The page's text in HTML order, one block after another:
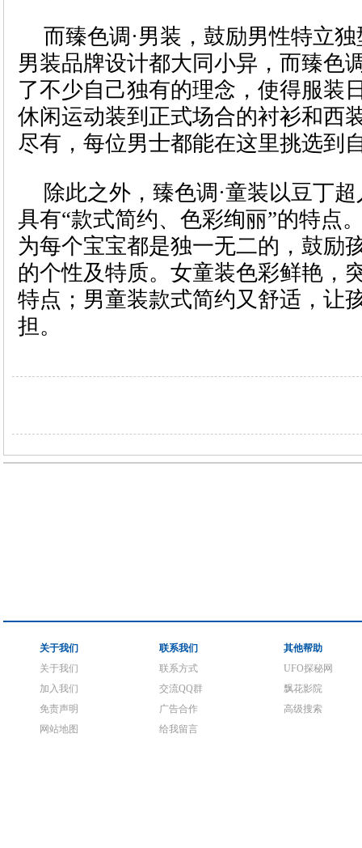
而臻色调·男装，鼓励男性特立
男装品牌设计都大同小异，而臻色
了不少自己独有的理念，使得服装
休闲运动装到正式场合的衬衫和西
尽有，每位男士都能在这里挑选到
除此之外，臻色调·童装以豆丁
具有“款式简约、色彩绚丽”的特点
为每个宝宝都是独一无二的，鼓励
的个性及特质。女童装色彩鲜艳，
特点；男童装款式简约又舒适，让
担。
关于我们
关于我们
加入我们
免责声明
网站地图
联系我们
联系方式
交流QQ群
广告合作
给我留言
其他帮助
UFO探秘网
飘花影院
高级搜索